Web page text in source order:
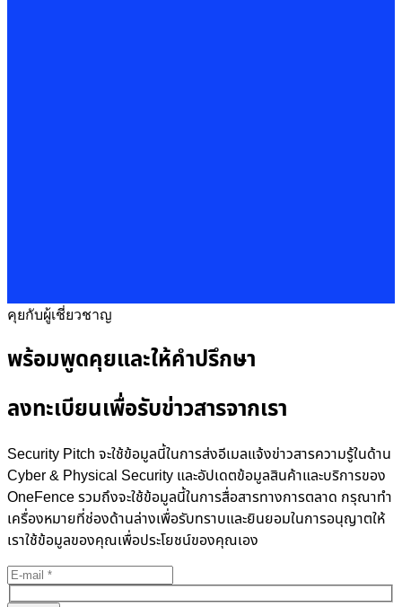
คุยกับผู้เชี่ยวชาญ
พร้อมพูดคุยและให้คำปรึกษา
ลงทะเบียนเพื่อรับข่าวสารจากเรา
Security Pitch จะใช้ข้อมูลนี้ในการส่งอีเมลแจ้งข่าวสารความรู้ในด้าน
Cyber & Physical Security และอัปเดตข้อมูลสินค้าและบริการของ
OneFence รวมถึงจะใช้ข้อมูลนี้ในการสื่อสารทางการตลาด กรุณาทำ
เครื่องหมายที่ช่องด้านล่างเพื่อรับทราบและยินยอมในการอนุญาตให้
เราใช้ข้อมูลของคุณเพื่อประโยชน์ของคุณเอง